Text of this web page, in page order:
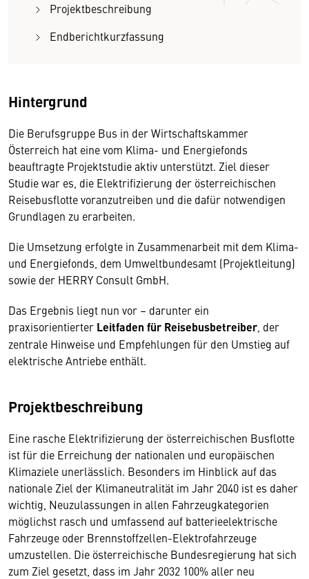
Projektbeschreibung
Endberichtkurzfassung
Hintergrund
Die Berufsgruppe Bus in der Wirtschaftskammer
Österreich hat eine vom Klima- und Energiefonds
beauftragte Projektstudie aktiv unterstützt. Ziel dieser
Studie war es, die Elektrifizierung der österreichischen
Reisebusflotte voranzutreiben und die dafür notwendigen
Grundlagen zu erarbeiten.
Die Umsetzung erfolgte in Zusammenarbeit mit dem Klima-
und Energiefonds, dem Umweltbundesamt (Projektleitung)
sowie der HERRY Consult GmbH.
Das Ergebnis liegt nun vor – darunter ein
praxisorientierter Leitfaden für Reisebusbetreiber , der
zentrale Hinweise und Empfehlungen für den Umstieg auf
elektrische Antriebe enthält.
Projektbeschreibung
Eine rasche Elektrifizierung der österreichischen Busflotte
ist für die Erreichung der nationalen und europäischen
Klimaziele unerlässlich. Besonders im Hinblick auf das
nationale Ziel der Klimaneutralität im Jahr 2040 ist es daher
wichtig, Neuzulassungen in allen Fahrzeugkategorien
möglichst rasch und umfassend auf batterieelektrische
Fahrzeuge oder Brennstoffzellen-Elektrofahrzeuge
umzustellen. Die österreichische Bundesregierung hat sich
zum Ziel gesetzt, dass im Jahr 2032 100% aller neu